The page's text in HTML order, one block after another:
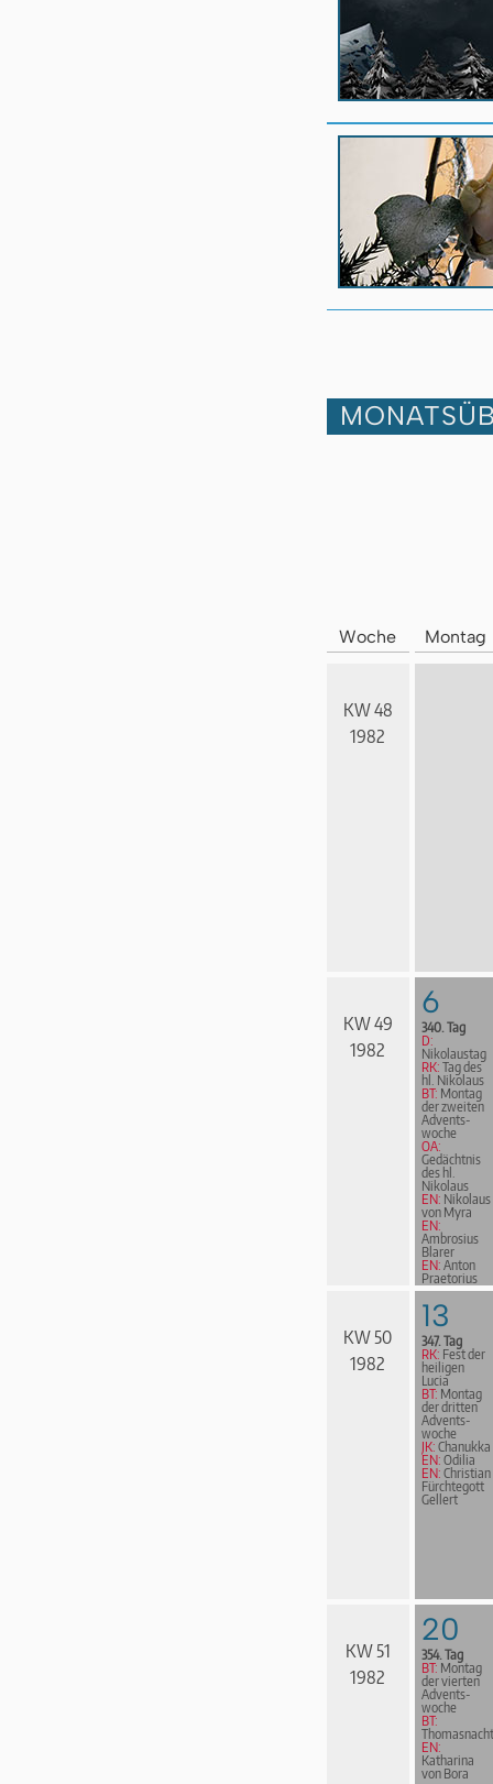
Woche Montag
KW 48
1982
KW 49
1982
6
340. Tag
D:
Nikolaustag
RK: Tag des
hl. Nikolaus
BT: Montag
der zweiten
Advents­
woche
OA:
Gedächtnis
des hl.
Nikolaus
EN: Nikolaus
von Myra
EN:
Ambrosius
Blarer
EN: Anton
Praetorius
KW 50
1982
13
347. Tag
RK: Fest der
heiligen
Lucia
BT: Montag
der dritten
Advents­
woche
JK: Chanukka
EN: Odilia
EN: Christian
Fürchtegott
Gellert
KW 51
1982
20
354. Tag
BT: Montag
der vierten
Advents­
woche
BT:
Thomasnacht
EN:
Katharina
von Bora